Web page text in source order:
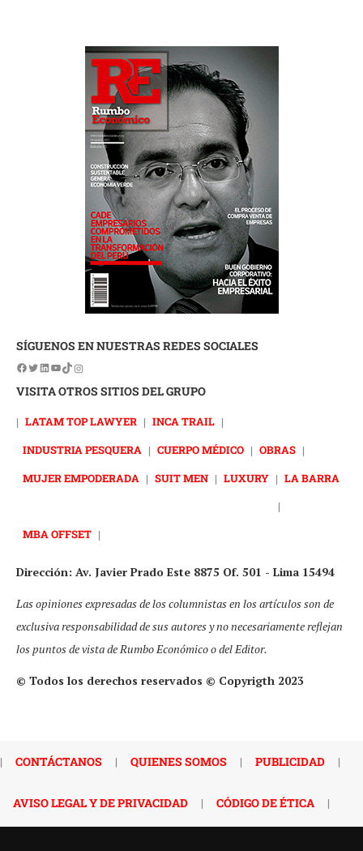
SÍGUENOS EN NUESTRAS REDES SOCIALES
VISITA OTROS SITIOS DEL GRUPO
| LATAM TOP LAWYER | INCA TRAIL |
INDUSTRIA PESQUERA | CUERPO MÉDICO | OBRAS |
MUJER EMPODERADA | SUIT MEN | LUXURY | LA BARRA
|
MBA OFFSET |
Dirección: Av. Javier Prado Este 8875 Of. 501 - Lima 15494
Las opiniones expresadas de los columnistas en los artículos son de
exclusiva responsabilidad de sus autores y no necesariamente reflejan
los puntos de vista de Rumbo Económico o del Editor.
© Todos los derechos reservados © Copyrigth 2023
| CONTÁCTANOS | QUIENES SOMOS | PUBLICIDAD |
AVISO LEGAL Y DE PRIVACIDAD | CÓDIGO DE ÉTICA |